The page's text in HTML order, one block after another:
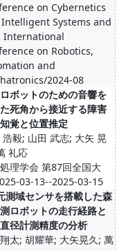
on Cybernetics
Systems and
International
on Robotics,
and
2024-08
ボットのための音響を
死角から接近する障害
覚と位置推定
浩毅; 山田 武志; 大矢 晃
礼応
理学会 第87回全国大
03-13--2025-03-15
測域センサを搭載した森
ロボットの走行経路と
径計測精度の分析
太; 胡耀華; 大矢晃久; 萬